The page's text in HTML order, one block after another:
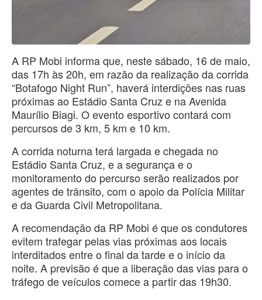
A RP Mobi informa que, neste sábado, 16 de maio,
das 17h às 20h, em razão da realização da corrida
“Botafogo Night Run”, haverá interdições nas ruas
próximas ao Estádio Santa Cruz e na Avenida
Maurílio Biagi. O evento esportivo contará com
percursos de 3 km, 5 km e 10 km.
A corrida noturna terá largada e chegada no
Estádio Santa Cruz, e a segurança e o
monitoramento do percurso serão realizados por
agentes de trânsito, com o apoio da Polícia Militar
e da Guarda Civil Metropolitana.
A recomendação da RP Mobi é que os condutores
evitem trafegar pelas vias próximas aos locais
interditados entre o final da tarde e o início da
noite. A previsão é que a liberação das vias para o
tráfego de veículos comece a partir das 19h30.